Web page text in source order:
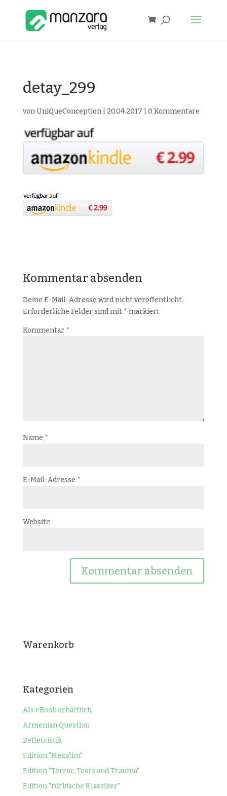
detay_299
vonUniQueConception| 20.04.2017 0 Kommentare
Kommentar absenden
Deine E-Mail-Adresse wird nicht veröffentlicht.
Erforderliche Felder sind mit * markiert
Kommentar *
Name *
E-Mail-Adresse *
Website
Warenkorb
Kategorien
Als eBook erhältlich
Armenian Question
Belletristik
Edition "Mezalim"
Edition "Terror, Tears and Trauma"
Edition "türkische Klassiker"